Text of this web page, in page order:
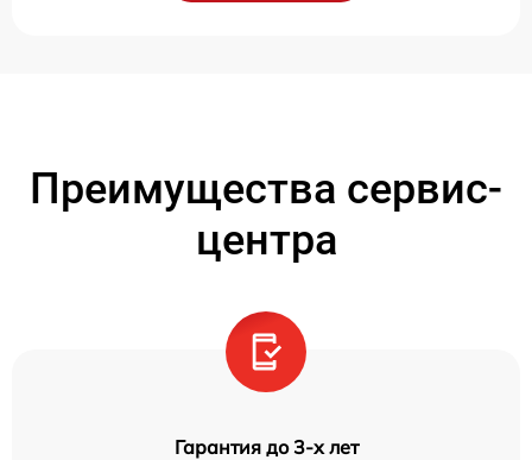
Преимущества сервис-
центра
Гарантия до 3-х лет